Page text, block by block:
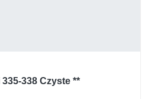
338 Czyste **